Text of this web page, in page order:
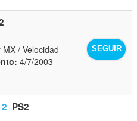
SEGUIR
/ Velocidad
4/7/2003
PS2